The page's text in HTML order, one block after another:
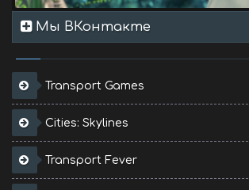
Мы ВКонтакте
Transport Games
Cities: Skylines
Transport Fever